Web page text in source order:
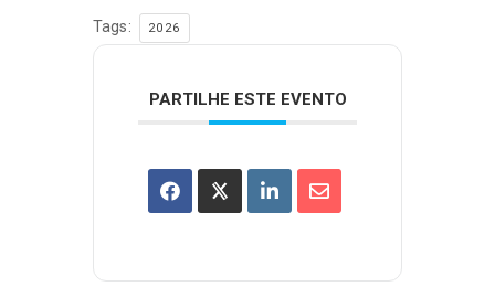
Tags: 2026
PARTILHE ESTE EVENTO